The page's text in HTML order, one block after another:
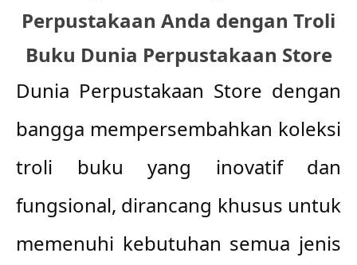
Perpustakaan Anda dengan Troli
Buku Dunia Perpustakaan Store
Dunia Perpustakaan Store dengan
bangga mempersembahkan koleksi
troli buku yang inovatif dan
fungsional, dirancang khusus untuk
memenuhi kebutuhan semua jenis